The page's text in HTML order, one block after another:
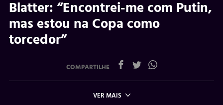
Blatter: “Encontrei-me com Putin,
mas estou na Copa como
torcedor”
COMPARTILHE
VER MAIS